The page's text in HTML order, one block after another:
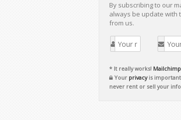
By subscribing to our
always be update with
from us.
* It really works!
Your privacyis important
never rent or sell your